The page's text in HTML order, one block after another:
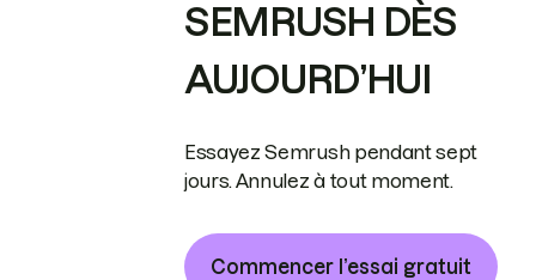
SEMRUSH DÈS
AUJOURD’HUI
Essayez Semrush pendant sept
jours. Annulez à tout moment.
Commencer l’essai gratuit